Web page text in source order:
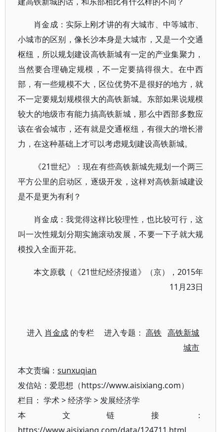
肖金成：实际上刚才讲的有大城市、中等城市、
小城市的区别，像长沙本身是大城市，又是一个交通
枢纽，所以规划建设高铁新城有一定的产业集聚力，
当然要合理确定规模，不一定要搞得很大。在中西
部，有一些规模不大，区位优势不是很好的地方，就
不一定要规划规模很大的高铁新城。东部如果说规模
较大的地级市有能力搞高铁新城，那么中西部多数应
该在省会城市，还有就是交通枢纽，有很大的增长潜
力，在这种基础上才可以考虑规划建设高铁新城。
《21世纪》：现在有些高铁新城先规划一个两三
平方公里的启动区，逐级开发，这样对高铁新城建设
是不是更为有利？
肖金成：我觉得这样比较理性，也比较可行，这
叫一次性规划分期实施滚动发展，不要一下子就大规
模投入全面开花。
本文原载（《21世纪经济报道》（京），2015年
11月23日
进入 肖金成 的专栏 进入专题：高铁 高铁新城
城市
本文责编： sunxuqian
发信站：爱思想（https://www.aisixiang.com）
栏目： 学术>经济学 >发展经济学
本文链接：